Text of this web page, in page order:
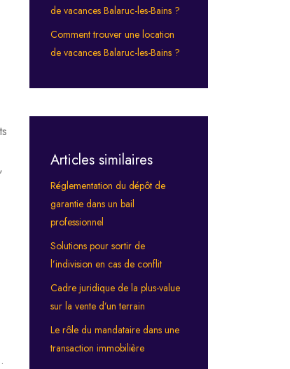
de vacances Balaruc-les-Bains ?
Comment trouver une location
de vacances Balaruc-les-Bains ?
Articles similaires
Réglementation du dépôt de
garantie dans un bail
professionnel
Solutions pour sortir de
l’indivision en cas de conflit
Cadre juridique de la plus-value
sur la vente d’un terrain
Le rôle du mandataire dans une
transaction immobilière